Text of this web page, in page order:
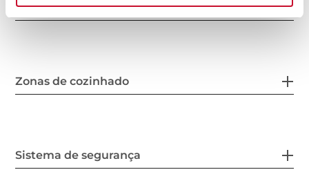
Ligação elétrica
Zonas de cozinhado
Sistema de segurança